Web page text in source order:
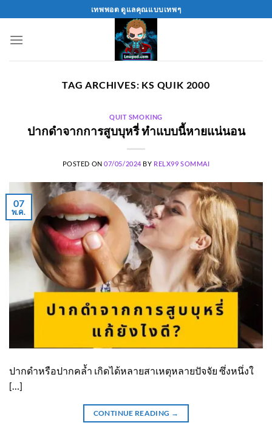
to
content
เทพพอต ดูแลคุณแบบเทพๆ
TAG ARCHIVES: KS QUIK 2000
QUIT SMOKING
ปากดำจากการสูบบุหรี่ ทำแบบนี้หายแน่นอน
POSTED ON07/05/2024 BY RELX99 SOMMAI
07
พ.ค.
ปากดำหรือปากคล้ำ เกิดได้หลายสาเหตุหลายปัจจัย ซึ่งหนึ่งใ
[…]
CONTINUE READING →